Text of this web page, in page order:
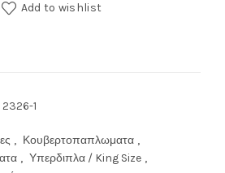
Add to wishlist
2326-1
, Κουβερτοπαπλωματα ,
, Υπερδιπλα / King Size ,